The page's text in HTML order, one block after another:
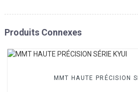
Produits Connexes
MMT HAUTE PRÉCISION